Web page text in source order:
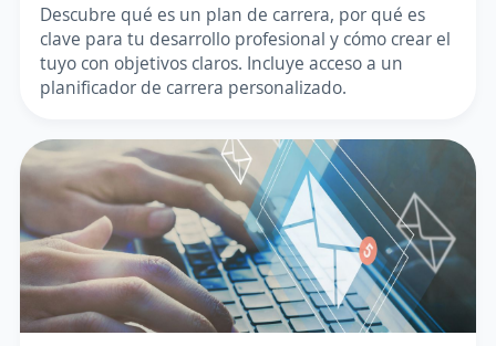
Descubre qué es un plan de carrera, por qué es
clave para tu desarrollo profesional y cómo crear el
tuyo con objetivos claros. Incluye acceso a un
planificador de carrera personalizado.